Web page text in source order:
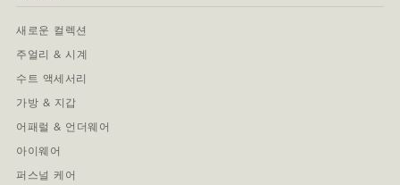
새로운 컬렉션
주얼리 & 시계
수트 액세서리
가방 & 지갑
어패럴 & 언더웨어
아이웨어
퍼스널 케어